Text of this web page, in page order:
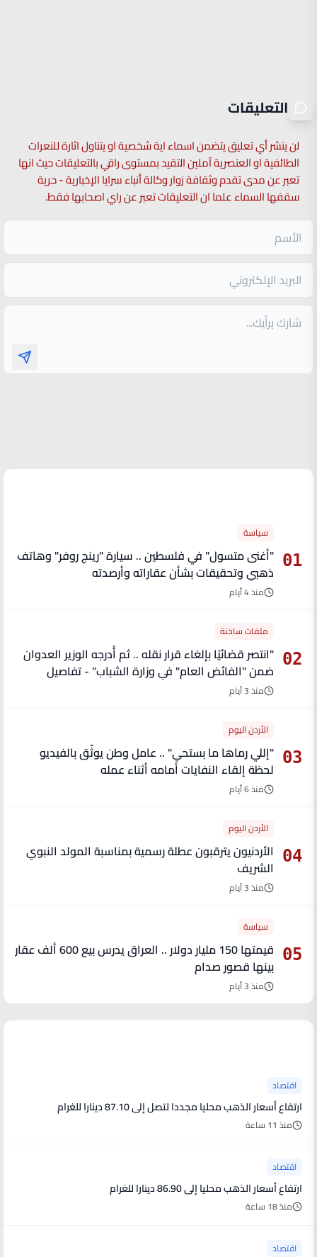
التعليقات
لن ينشر أي تعليق يتضمن اسماء اية شخصية او يتناول اثارة للنعرات
الطائفية او العنصرية آملين التقيد بمستوى راقي بالتعليقات حيث انها
تعبر عن مدى تقدم وثقافة زوار وكالة أنباء سرايا الإخبارية - حرية
سقفها السماء علما ان التعليقات تعبر عن راي اصحابها فقط.
01
سياسة
"أغنى متسول" في فلسطين .. سيارة "رينج روفر" وهاتف
ذهبي وتحقيقات بشأن عقاراته وأرصدته
منذ 4 أيام
02
ملفات ساخنة
"انتصر قضائيًا بإلغاء قرار نقله .. ثم أُدرجه الوزير العدوان
ضمن "الفائض العام" في وزارة الشباب" - تفاصيل
منذ 3 أيام
03
الأردن اليوم
"إللي رماها ما بستحي" .. عامل وطن يوثّق بالفيديو
لحظة إلقاء النفايات أمامه أثناء عمله
منذ 6 أيام
04
الأردن اليوم
الأردنيون يترقبون عطلة رسمية بمناسبة المولد النبوي
الشريف
منذ 3 أيام
05
سياسة
قيمتها 150 مليار دولار .. العراق يدرس بيع 600 ألف عقار
بينها قصور صدام
منذ 3 أيام
اقتصاد
ارتفاع أسعار الذهب محليا مجددا لتصل إلى 87.10 دينارا للغرام
منذ 11 ساعة
اقتصاد
ارتفاع أسعار الذهب محليا إلى 86.90 دينارا للغرام
منذ 18 ساعة
اقتصاد